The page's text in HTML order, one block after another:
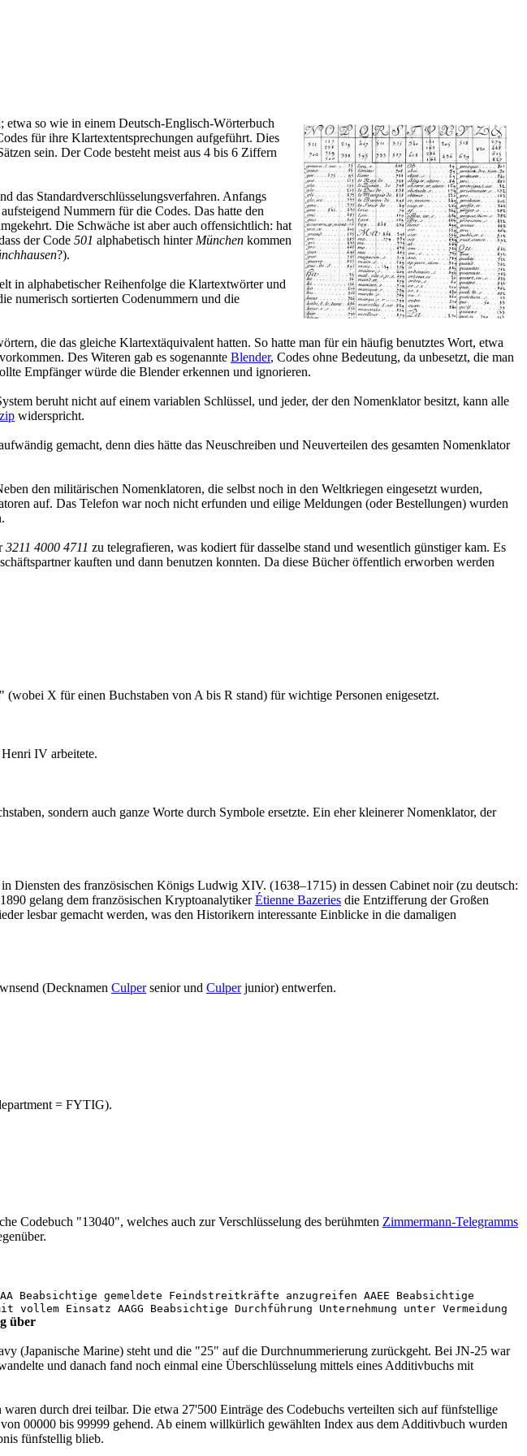
etwa so wie in einem Deutsch-Englisch-Wörterbuch
für ihre Klartextentsprechungen aufgeführt. Dies
sein. Der Code besteht meist aus 4 bis 6 Ziffern
das Standardverschlüsselungsverfahren. Anfangs
Nummern für die Codes. Das hatte den
Die Schwäche ist aber auch offensichtlich: hat
der Code 501 alphabetisch hinter München kommen
?).
in alphabetischer Reihenfolge die Klartextwörter und
numerisch sortierten Codenummern und die
die das gleiche Klartextäquivalent hatten. So hatte man für ein häufig benutztes Wort, etwa
Des Witeren gab es sogenannte Blender, Codes ohne Bedeutung, da unbesetzt, die man
Empfänger würde die Blender erkennen und ignorieren.
beruht nicht auf einem variablen Schlüssel, und jeder, der den Nomenklator besitzt, kann alle
widerspricht.
gemacht, denn dies hätte das Neuschreiben und Neuverteilen des gesamten Nomenklator
den militärischen Nomenklatoren, die selbst noch in den Weltkriegen eingesetzt wurden,
auf. Das Telefon war noch nicht erfunden und eilige Meldungen (oder Bestellungen) wurden
3211 4000 4711 zu telegrafieren, was kodiert für dasselbe stand und wesentlich günstiger kam. Es
kauften und dann benutzen konnten. Da diese Bücher öffentlich erworben werden
X für einen Buchstaben von A bis R stand) für wichtige Personen enigesetzt.
IV arbeitete.
sondern auch ganze Worte durch Symbole ersetzte. Ein eher kleinerer Nomenklator, der
Diensten des französischen Königs Ludwig XIV. (1638–1715) in dessen Cabinet noir (zu deutsch:
gelang dem französischen KryptoanalytikerÉtienne Bazeries die Entzifferung der Großen
lesbar gemacht werden, was den Historikern interessante Einblicke in die damaligen
(Decknamen Culpersenior und Culperjunior) entwerfen.
= FYTIG).
Codebuch "13040", welches auch zur Verschlüsselung des berühmten Zimmermann-Telegramms
Beabsichtige gemeldete Feindstreitkräfte anzugreifen AAEE Beabsichtige
vollem Einsatz AAGG Beabsichtige Durchführung Unternehmung unter Vermeidung
über
(Japanische Marine) steht und die "25" auf die Durchnummerierung zurückgeht. Bei JN-25 war
und danach fand noch einmal eine Überschlüsselung mittels eines Additivbuchs mit
durch drei teilbar. Die etwa 27'500 Einträge des Codebuchs verteilten sich auf fünfstellige
00000 bis 99999 gehend. Ab einem willkürlich gewählten Index aus dem Additivbuch wurden
fünfstellig blieb.